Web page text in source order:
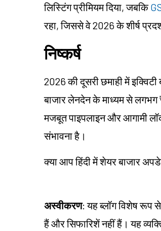
लिस्टिंग प्रीमियम दिया, जबकि
रहा, जिससे वे 2026 के शीर्ष
निष्कर्ष
2026 की दूसरी छमाही में
बाजार लेनदेन के माध्यम से लगभग
मजबूत पाइपलाइन और आगामी
संभावना है।
क्या आप हिंदी में शेयर बाजार
अस्वीकरण: यह ब्लॉग विशेष रूप
हैं और सिफारिशें नहीं हैं। यह